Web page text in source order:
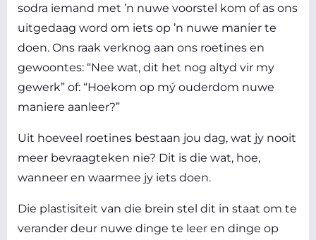
sodra iemand met ’n nuwe voorstel kom of as ons
uitgedaag word om iets op ’n nuwe manier te
doen. Ons raak verknog aan ons roetines en
gewoontes: “Nee wat, dit het nog altyd vir my
gewerk” of: “Hoekom op mý ouderdom nuwe
maniere aanleer?”
Uit hoeveel roetines bestaan jou dag, wat jy nooit
meer bevraagteken nie? Dit is die wat, hoe,
wanneer en waarmee jy iets doen.
Die plastisiteit van die brein stel dit in staat om te
verander deur nuwe dinge te leer en dinge op